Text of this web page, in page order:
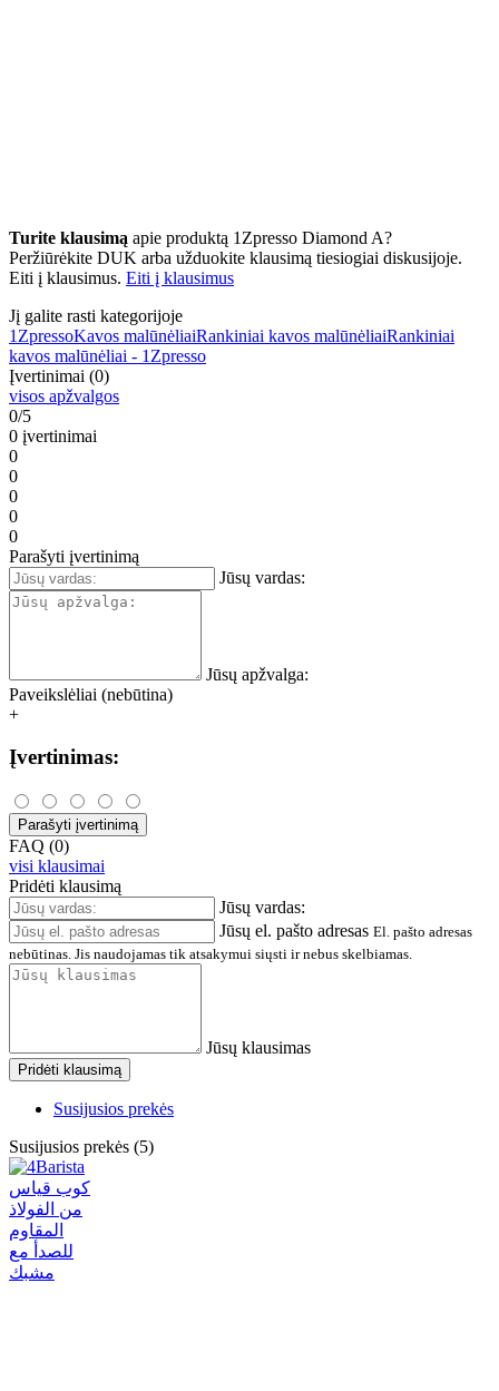
Turite klausimą apie produktą 1Zpresso Diamond A?
Peržiūrėkite DUK arba užduokite klausimą tiesiogiai diskusijoje.
Eiti į klausimus. Eiti į klausimus
Jį galite rasti kategorijoje
1ZpressoKavos malūnėliaiRankiniai kavos malūnėliaiRankiniai
kavos malūnėliai - 1Zpresso
Įvertinimai (0)
visos apžvalgos
0/5
0 įvertinimai
0
0
0
0
0
Parašyti įvertinimą
Jūsų vardas:
Jūsų apžvalga:
Paveikslėliai (nebūtina)
+
Įvertinimas:
Parašyti įvertinimą
FAQ (0)
visi klausimai
Pridėti klausimą
Jūsų vardas:
Jūsų el. pašto adresas El. pašto adresas
nebūtinas. Jis naudojamas tik atsakymui siųsti ir nebus skelbiamas.
Jūsų klausimas
Pridėti klausimą
Susijusios prekės
Susijusios prekės (5)